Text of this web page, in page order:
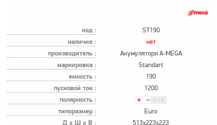
код : ST190
наличие : нет
производитель : Акумулятори A-MEGA
маркировка : Standart
емкость : 190
пусковой ток : 1200
полярность :
типоразмер :
Euro
Д х Ш х В : 513x223x223